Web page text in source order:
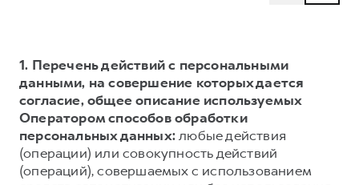
1. Перечень действий с персональными
данными, на совершение которых дается
согласие, общее описание используемых
Оператором способов обработки
персональных данных:любые действия
(операции) или совокупность действий
(операций), совершаемых с использованием